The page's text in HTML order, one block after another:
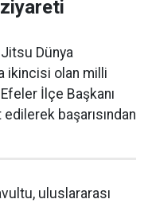
Dünya
ikincisi olan milli
İlçe Başkanı
başarısından
uluslararası